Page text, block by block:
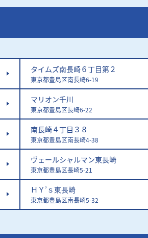
タイムズ南長崎６丁目第２
東京都豊島区南長崎6-19
マリオン千川
東京都豊島区長崎6-22
南長崎４丁目３８
東京都豊島区南長崎4-38
ヴェールシャルマン東長崎
東京都豊島区長崎5-21
ＨＹ’ｓ東長崎
東京都豊島区南長崎5-32